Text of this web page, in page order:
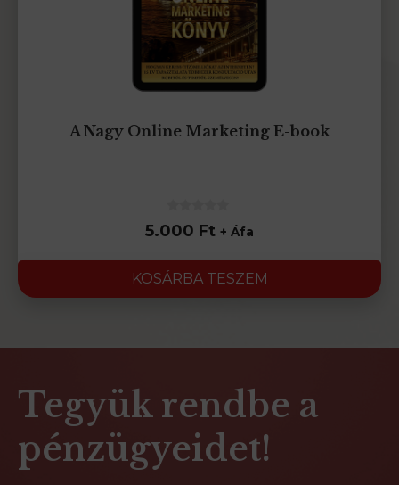
A Nagy Online Marketing E-book
0
az
ből
5.000 Ft + Áfa
KOSÁRBA TESZEM
Tegyük rendbe a
pénzügyeidet!